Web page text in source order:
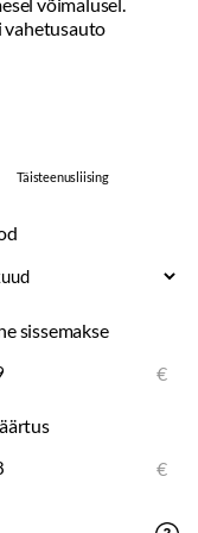
käigukastiga)
(ainult koos
vahetusauto
Täisteenusliising
sissemakse
€
€